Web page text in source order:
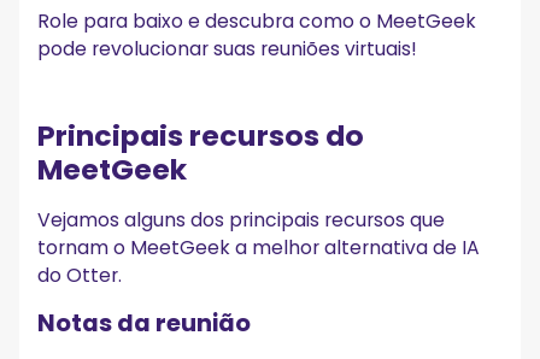
Role para baixo e descubra como o MeetGeek
pode revolucionar suas reuniões virtuais!
Principais recursos do
MeetGeek
Vejamos alguns dos principais recursos que
tornam o MeetGeek a melhor alternativa de IA
do Otter.
Notas da reunião